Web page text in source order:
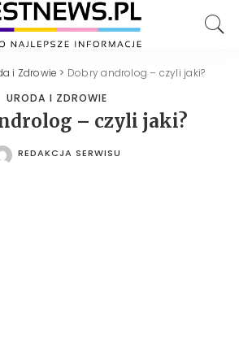
i Zdrowie > Dobry androlog – czyli jaki?
URODA I ZDROWIE
– czyli jaki?
POSTED
REDAKCJA SERWISU